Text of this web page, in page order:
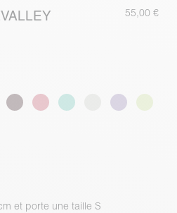
55,00 €
et porte une taille S